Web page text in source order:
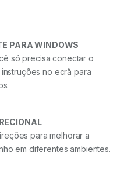
PARA WINDOWS
só precisa conectar o
no ecrã para
para melhorar a
em diferentes ambientes.